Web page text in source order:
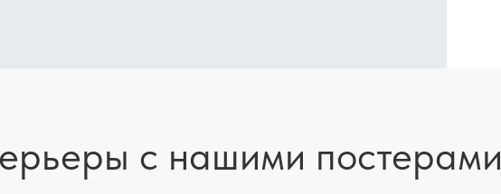
с нашими постерами